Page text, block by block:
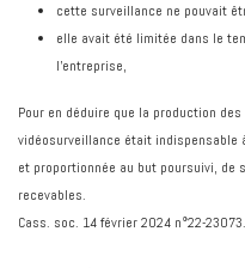
cette surveillance ne pouvait
elle avait été limitée dans le
l'entreprise,
Pour en déduire que la production
vidéosurveillance était indispensable
et proportionnée au but poursuivi,
recevables.
Cass. soc. 14 février 2024 n°22-23073.